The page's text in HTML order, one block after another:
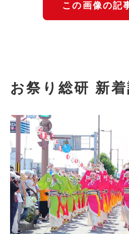
この画像の記
お祭り総研 新着